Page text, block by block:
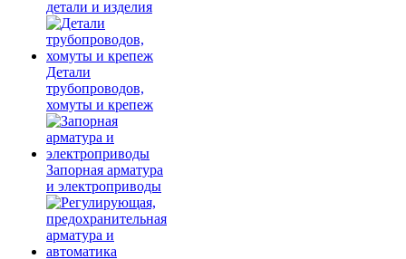
детали и изделия
Детали
трубопроводов,
хомуты и крепеж
Запорная арматура
и электроприводы